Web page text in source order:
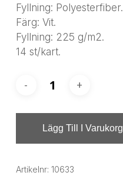
Fyllning: Polyesterfiber.
Färg: Vit.
Fyllning: 225 g/m2.
14 st/kart.
Lägg Till I Varukorg
Artikelnr: 10633